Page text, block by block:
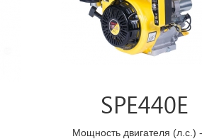
SPE440E
Мощность двигателя (л.с.)